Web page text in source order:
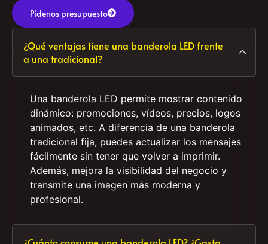
¿Qué ventajas tiene una banderola LED frente
Una banderola LED permite mostrar contenido
dinámico: promociones, vídeos, precios, logos
animados, etc. A diferencia de una banderola
tradicional fija, puedes actualizar los mensajes
fácilmente sin tener que volver a imprimir.
Además, mejora la visibilidad del negocio y
Pídenos presupuesto